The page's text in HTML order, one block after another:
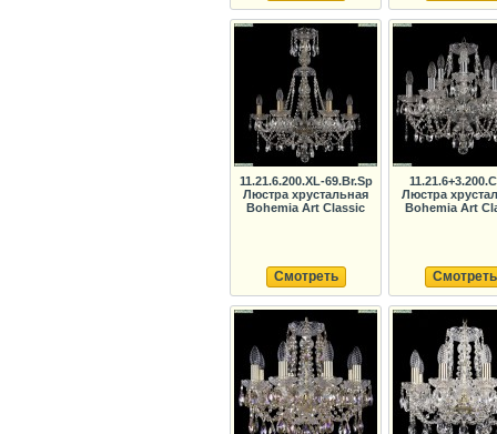
11.21.6.200.XL-69.Br.Sp
Люстра хрустальная
Bohemia Art Classic
Смотреть
Люстра
Bohemia Art
Смотреть